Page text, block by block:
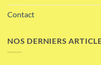
Contact
NOS DERNIERS